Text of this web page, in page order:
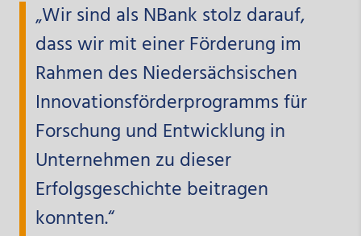
„Wir sind als NBank stolz darauf,
dass wir mit einer Förderung im
Rahmen des Niedersächsischen
Innovationsförderprogramms für
Forschung und Entwicklung in
Unternehmen zu dieser
Erfolgsgeschichte beitragen
konnten.“